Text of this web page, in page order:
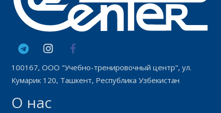
100167, ООО "Учебно-тренировочный центр", ул.
Кумарик 120, Ташкент, Республика Узбекистан
О нас